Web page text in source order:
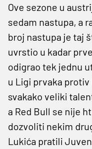
Ove sezone u
sedam nastupa, a
broj nastupa je taj
uvrstio u kadar
odigrao tek jednu
u Ligi prvaka protiv
svakako veliki
a Red Bull se nije
dozvoliti nekim
Lukića pratili